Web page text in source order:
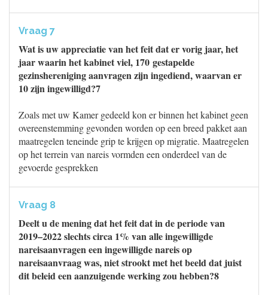
Vraag 7
Wat is uw appreciatie van het feit dat er vorig jaar, het
jaar waarin het kabinet viel, 170 gestapelde
gezinshereniging aanvragen zijn ingediend, waarvan er
10 zijn ingewilligd?7
Zoals met uw Kamer gedeeld kon er binnen het kabinet geen
overeenstemming gevonden worden op een breed pakket aan
maatregelen teneinde grip te krijgen op migratie. Maatregelen
op het terrein van nareis vormden een onderdeel van de
gevoerde gesprekken
Vraag 8
Deelt u de mening dat het feit dat in de periode van
2019–2022 slechts circa 1% van alle ingewilligde
nareisaanvragen een ingewilligde nareis op
nareisaanvraag was, niet strookt met het beeld dat juist
dit beleid een aanzuigende werking zou hebben?8